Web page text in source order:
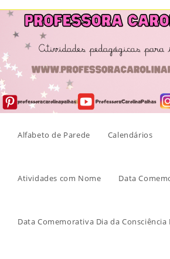
Skip
content
Alfabeto de Parede Calendários
Atividades com Nome Data
Data Comemorativa Dia da Consciência